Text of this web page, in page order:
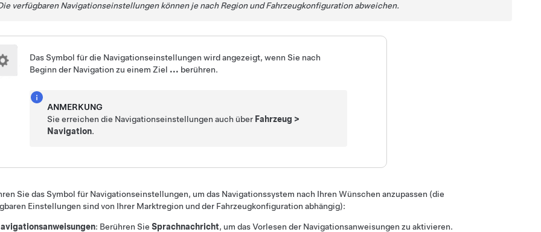
verfügbaren Navigationseinstellungen können je nach Region und Fahrzeugkonfiguration abweichen.
Das Symbol für die Navigationseinstellungen wird angezeigt, wenn Sie nach
Beginn der Navigation zu einem Ziel ... berühren.
ANMERKUNG
Sie erreichen die Navigationseinstellungen auch über Fahrzeug >
Navigation.
Sie das Symbol für Navigationseinstellungen, um das Navigationssystem nach Ihren Wünschen anzupassen (die
Einstellungen sind von Ihrer Marktregion und der Fahrzeugkonfiguration abhängig):
: Berühren Sie Sprachnachricht, um das Vorlesen der Navigationsanweisungen zu aktivieren.